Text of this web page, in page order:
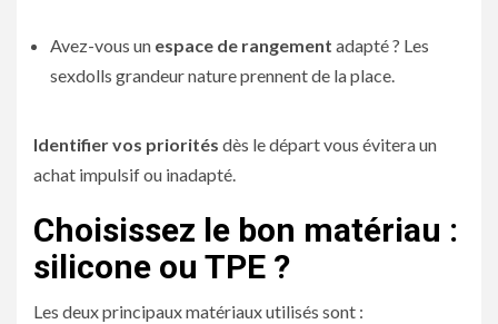
Avez-vous un espace de rangement adapté ? Les
sexdolls grandeur nature prennent de la place.
Identifier vos priorités dès le départ vous évitera un
achat impulsif ou inadapté.
Choisissez le bon matériau :
silicone ou TPE ?
Les deux principaux matériaux utilisés sont :